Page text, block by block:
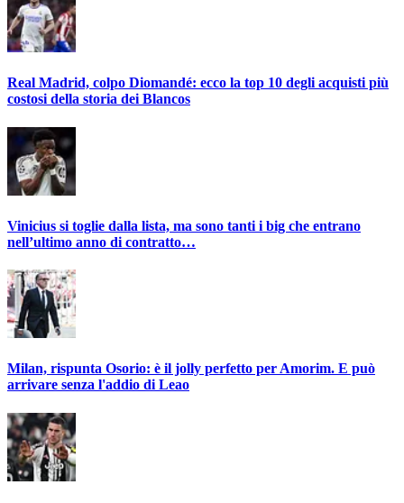
Real Madrid, colpo Diomandé: ecco la top 10 degli acquisti più
costosi della storia dei Blancos
Vinicius si toglie dalla lista, ma sono tanti i big che entrano
nell’ultimo anno di contratto…
Milan, rispunta Osorio: è il jolly perfetto per Amorim. E può
arrivare senza l'addio di Leao